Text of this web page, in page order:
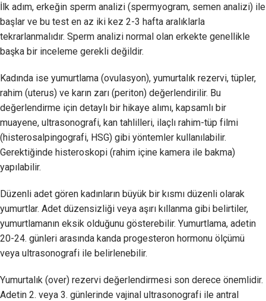
İlk adım, erkeğin sperm analizi (spermyogram, semen analizi) ile
başlar ve bu test en az iki kez 2-3 hafta aralıklarla
tekrarlanmalıdır. Sperm analizi normal olan erkekte genellikle
başka bir inceleme gerekli değildir.
Kadında ise yumurtlama (ovulasyon), yumurtalık rezervi, tüpler,
rahim (uterus) ve karın zarı (periton) değerlendirilir. Bu
değerlendirme için detaylı bir hikaye alımı, kapsamlı bir
muayene, ultrasonografi, kan tahlilleri, ilaçlı rahim-tüp filmi
(histerosalpingografi, HSG) gibi yöntemler kullanılabilir.
Gerektiğinde histeroskopi (rahim içine kamera ile bakma)
yapılabilir.
Düzenli adet gören kadınların büyük bir kısmı düzenli olarak
yumurtlar. Adet düzensizliği veya aşırı kıllanma gibi belirtiler,
yumurtlamanın eksik olduğunu gösterebilir. Yumurtlama, adetin
20-24. günleri arasında kanda progesteron hormonu ölçümü
veya ultrasonografi ile belirlenebilir.
Yumurtalık (over) rezervi değerlendirmesi son derece önemlidir.
Adetin 2. veya 3. günlerinde vajinal ultrasonografi ile antral